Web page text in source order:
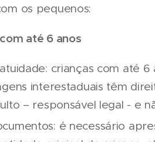
os pequenos:
até 6 anos
crianças com até 6
interestaduais têm
– responsável legal - e
é necessário